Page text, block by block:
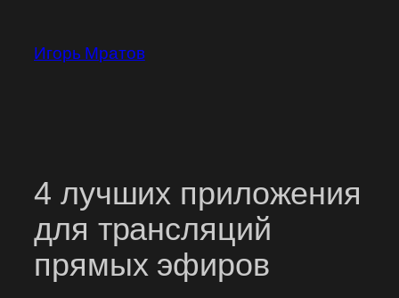
содержимому
Игорь Мратов
4 лучших приложения
для трансляций
прямых эфиров